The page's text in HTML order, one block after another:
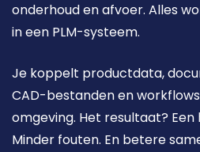
onderhoud en afvoer. Alles
in een PLM-systeem.
Je koppelt productdata,
CAD-bestanden en
omgeving. Het resultaat?
Minder fouten. En betere